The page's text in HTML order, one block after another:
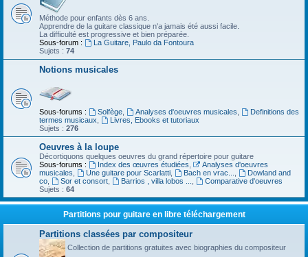
Méthode pour enfants dès 6 ans.
Apprendre de la guitare classique n'a jamais été aussi facile.
La difficulté est progressive et bien préparée.
Sous-forum :
La Guitare, Paulo da Fontoura
Sujets : 74
Notions musicales
Sous-forums : Solfège, Analyses d'oeuvres musicales
Definitions des
termes musicaux
Livres, Ebooks et tutoriaux
Sujets : 276
Oeuvres à la loupe
Décortiquons quelques oeuvres du grand répertoire pour guitare
Sous-forums :
Index des œuvres étudiées
Analyses d'oeuvres
musicales
Une guitare pour Scarlatti, Bach en vrac...
Dowland and
co
Sor et consort, Barrios , villa lobos ...
Comparative d'oeuvres
Sujets : 64
Partitions pour guitare en libre téléchargement
Partitions classées par compositeur
Collection de partitions gratuites avec biographies du compositeur